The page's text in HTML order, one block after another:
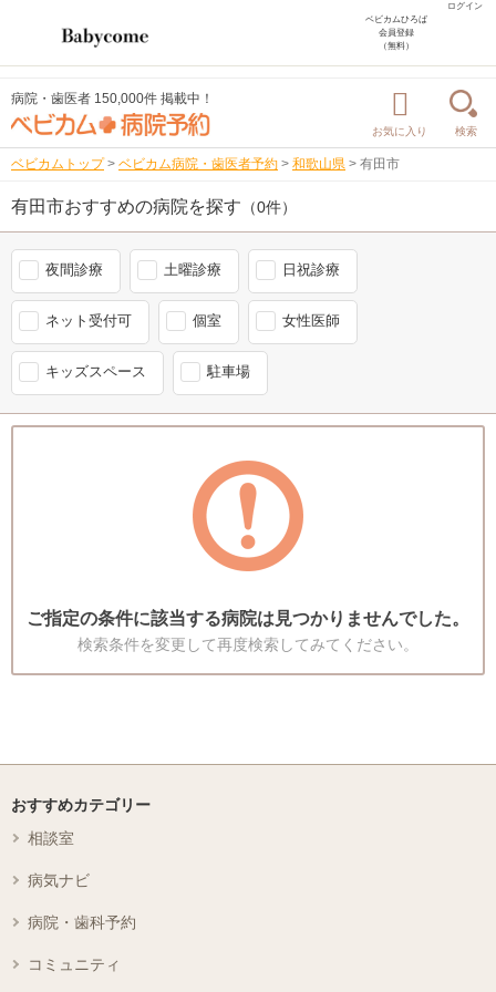
ログイン
ベビカムひろば
会員登録
（無料）
病院・歯医者 150,000件 掲載中！
お気に入り 検索
ベビカムトップ > ベビカム病院・歯医者予約 > 和歌山県 > 有田市
有田市おすすめの病院を探す （0件）
夜間診療 土曜診療 日祝診療
ネット受付可 個室 女性医師
キッズスペース 駐車場
ご指定の条件に該当する病院は見つかりませんでした。
検索条件を変更して再度検索してみてください。
おすすめカテゴリー
相談室
病気ナビ
病院・歯科予約
コミュニティ